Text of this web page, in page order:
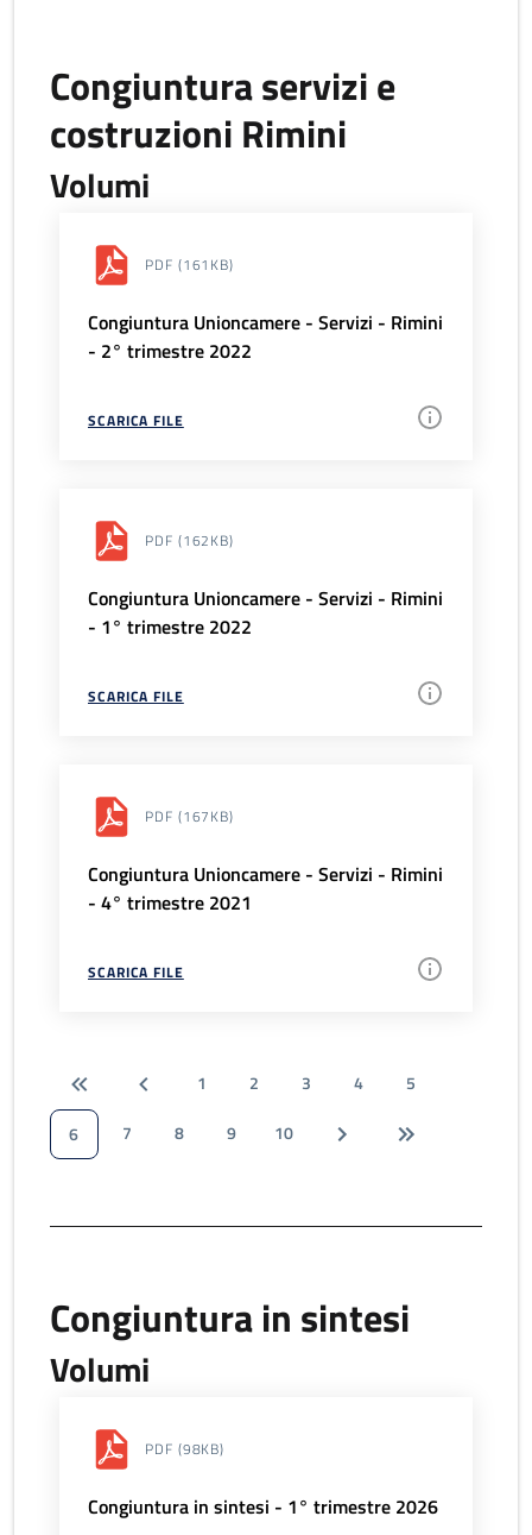
Congiuntura servizi e
costruzioni Rimini
Volumi
PDF (161KB)
Congiuntura Unioncamere - Servizi - Rimini
- 2° trimestre 2022
SCARICA FILE
PDF (162KB)
Congiuntura Unioncamere - Servizi - Rimini
- 1° trimestre 2022
SCARICA FILE
PDF (167KB)
Congiuntura Unioncamere - Servizi - Rimini
- 4° trimestre 2021
SCARICA FILE
1 2 3 4
5
6
7 8 9 10
Congiuntura in sintesi
Volumi
PDF (98KB)
Congiuntura in sintesi - 1° trimestre 2026